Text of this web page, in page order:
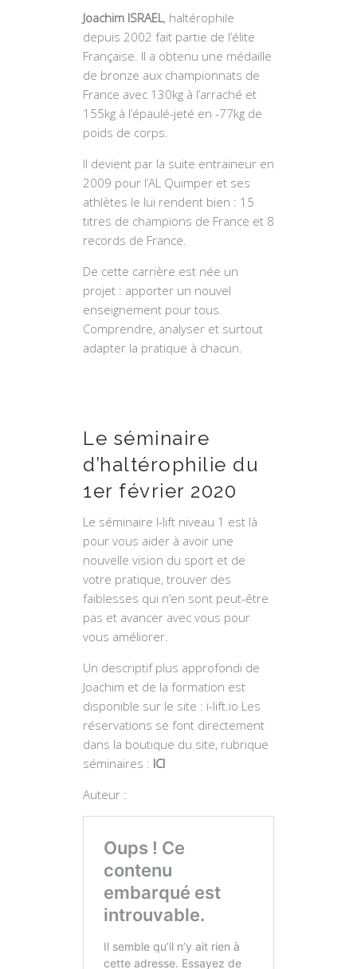
Joachim ISRAEL, haltérophile
depuis 2002 fait partie de l’élite
Française. Il a obtenu une médaille
de bronze aux championnats de
France avec 130kg à l’arraché et
155kg à l’épaulé-jeté en -77kg de
poids de corps.
Il devient par la suite entraineur en
2009 pour l’AL Quimper et ses
athlètes le lui rendent bien : 15
titres de champions de France et 8
records de France.
De cette carrière est née un
projet : apporter un nouvel
enseignement pour tous.
Comprendre, analyser et surtout
adapter la pratique à chacun.
Le séminaire
d’haltérophilie du
1er février 2020
Le séminaire I-lift niveau 1 est là
pour vous aider à avoir une
nouvelle vision du sport et de
votre pratique, trouver des
faiblesses qui n’en sont peut-être
pas et avancer avec vous pour
vous améliorer.
Un descriptif plus approfondi de
Joachim et de la formation est
disponible sur le site : i-lift.io Les
réservations se font directement
dans la boutique du site, rubrique
séminaires : ICI
Auteur :